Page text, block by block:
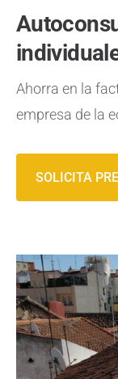
Ahorra en la
empresa de la
SOLICITA